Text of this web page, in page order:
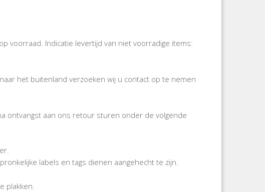
voorraad. Indicatie levertijd van niet voorradige items:
het buitenland verzoeken wij u contact op te nemen
ontvangst aan ons retour sturen onder de volgende
labels en tags dienen aangehecht te zijn.
plakken.